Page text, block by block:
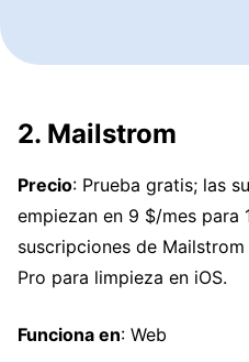
2. Mailstrom
Precio: Prueba gratis; las
empiezan en 9 $/mes para
suscripciones de
Pro para limpieza en iOS.
Funciona en: Web